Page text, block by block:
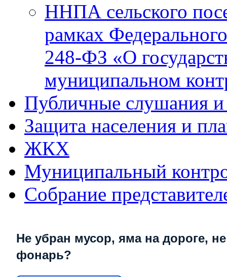
ННПА сельского
рамках
248-ФЗ «О
муниципальном
Публичные слушания
Защита населения и
ЖКХ
Муниципальный
Собрание
Не убран мусор, яма на дороге,
фонарь?